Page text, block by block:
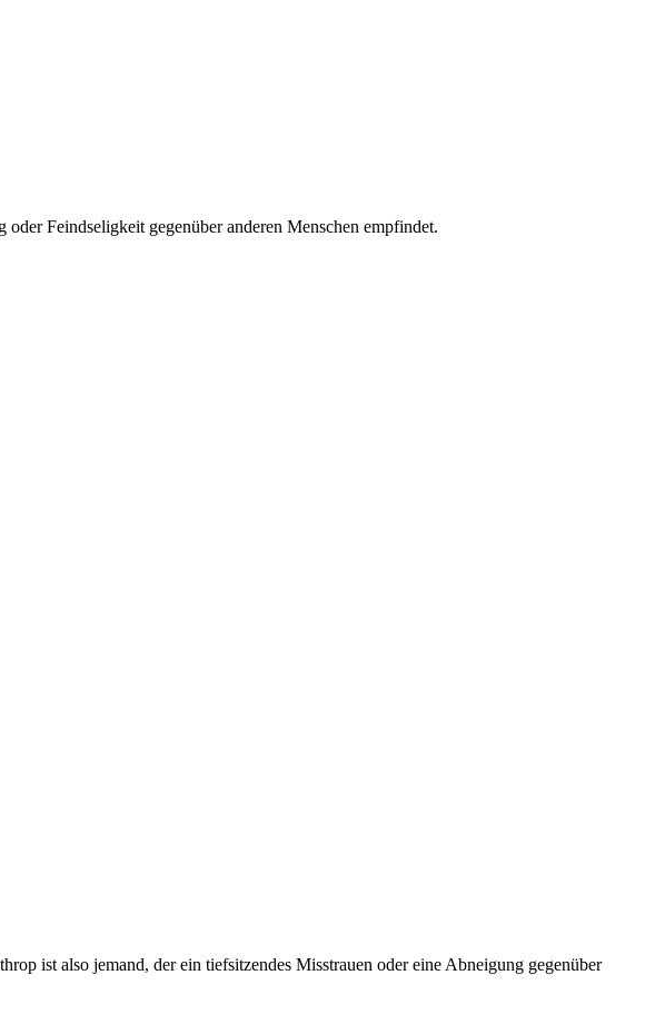
Feindseligkeit gegenüber anderen Menschen empfindet.
ist also jemand, der ein tiefsitzendes Misstrauen oder eine Abneigung gegenüber